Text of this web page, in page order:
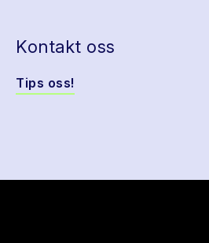
Kontakt oss
Tips oss!